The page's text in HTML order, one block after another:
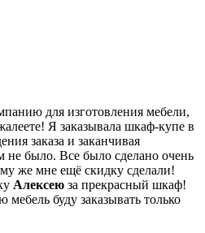
для изготовления мебели,
Я заказывала шкаф-купе в
заказа и заканчивая
было. Все было сделано очень
же мне ещё скидку сделали!
Алексею за прекрасный шкаф!
буду заказывать только